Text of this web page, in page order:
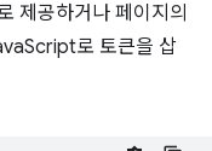
제공하거나 페이지의
로 토큰을 삽